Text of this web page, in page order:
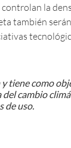
la
también
tiene como
cambio
de uso.